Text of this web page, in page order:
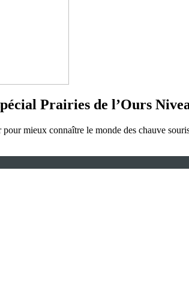
Prairies de l’Ours
mieux connaître le monde des chauve